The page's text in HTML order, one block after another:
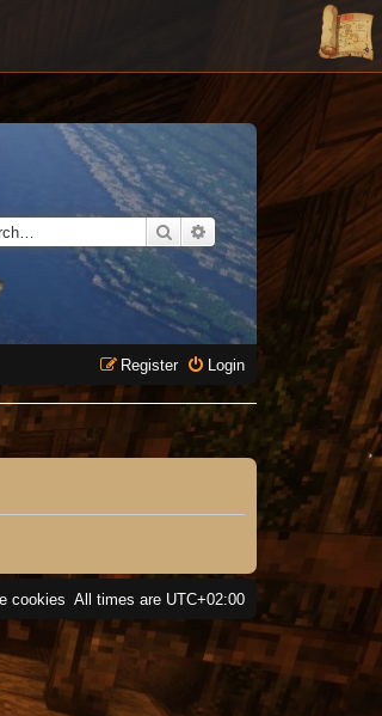
SearchAdvanced search
Login
Register
All times are UTC+02:00
cookies